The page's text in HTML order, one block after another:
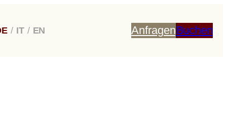
/ IT / EN AnfragenBuchen